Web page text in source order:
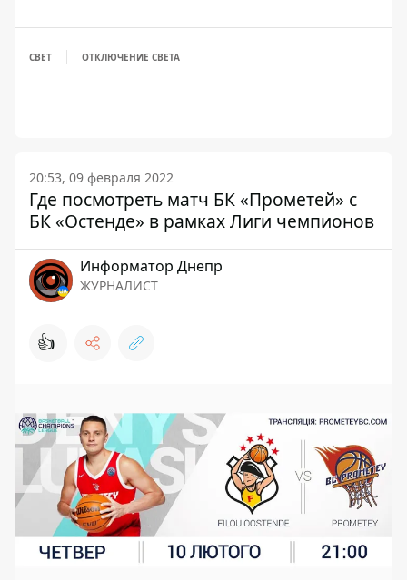
СВЕТ ОТКЛЮЧЕНИЕ СВЕТА
20:53, 09 февраля 2022
Где посмотреть матч БК «Прометей» с
БК «Остенде» в рамках Лиги чемпионов
Информатор Днепр
ЖУРНАЛИСТ
👍